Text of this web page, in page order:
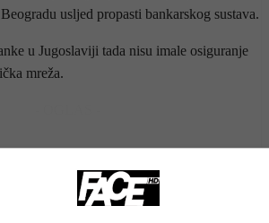
usljed propasti bankarskog sustava.
u Jugoslaviji tada nisu imale osiguranje
mreža.